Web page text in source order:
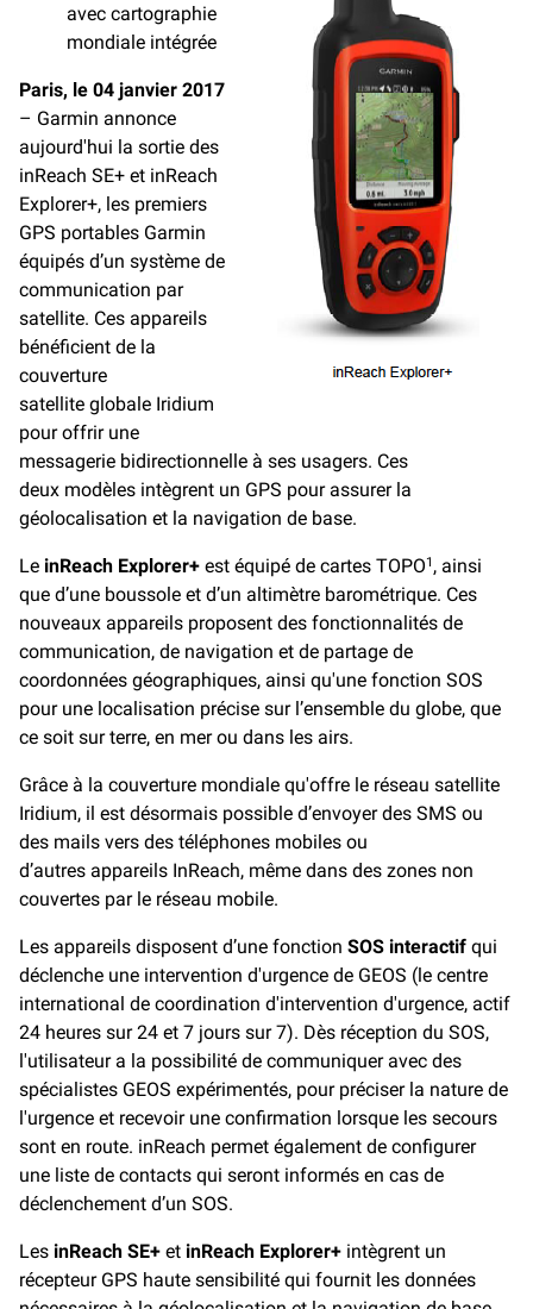
avec cartographie
mondiale intégrée
Paris, le 04 janvier 2017
– Garmin annonce
aujourd'hui la sortie des
inReach SE+ et inReach
Explorer+, les premiers
GPS portables Garmin
équipés d’un système de
communication par
satellite. Ces appareils
bénéficient de la
couverture
satellite globale Iridium
pour offrir une
messagerie bidirectionnelle à ses usagers. Ces
deux modèles intègrent un GPS pour assurer la
géolocalisation et la navigation de base.
Le inReach Explorer+ est équipé de cartes TOPO1 , ainsi
que d’une boussole et d’un altimètre barométrique. Ces
nouveaux appareils proposent des fonctionnalités de
communication, de navigation et de partage de
coordonnées géographiques, ainsi qu'une fonction SOS
pour une localisation précise sur l’ensemble du globe, que
ce soit sur terre, en mer ou dans les airs.
Grâce à la couverture mondiale qu'offre le réseau satellite
Iridium, il est désormais possible d’envoyer des SMS ou
des mails vers des téléphones mobiles ou
d’autres appareils InReach, même dans des zones non
couvertes par le réseau mobile.
Les appareils disposent d’une fonction SOS interactif qui
déclenche une intervention d'urgence de GEOS (le centre
international de coordination d'intervention d'urgence, actif
24 heures sur 24 et 7 jours sur 7). Dès réception du SOS,
l'utilisateur a la possibilité de communiquer avec des
spécialistes GEOS expérimentés, pour préciser la nature de
l'urgence et recevoir une confirmation lorsque les secours
sont en route. inReach permet également de configurer
une liste de contacts qui seront informés en cas de
déclenchement d’un SOS.
Les inReach SE+ et inReach Explorer+ intègrent un
récepteur GPS haute sensibilité qui fournit les données